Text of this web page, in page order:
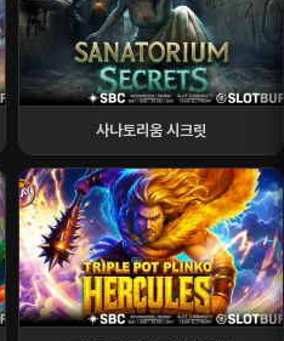
사나토리움 시크릿